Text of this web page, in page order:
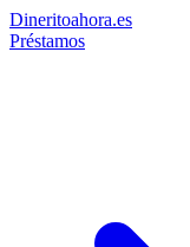
Dineritoahora.es
Préstamos